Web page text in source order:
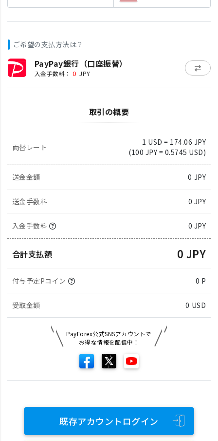
ご希望の支払方法は？
PayPay銀行（口座振替）
入金手数料： 0 JPY
取引の概要
両替レート
1 USD = 174.06 JPY
(100 JPY = 0.5745 USD)
送金金額 0 JPY
送金手数料 0 JPY
入金手数料 0 JPY
合計支払額 0 JPY
付与予定Pコイン 0 P
受取金額 0 USD
PayForex公式SNSアカウントで
お得な情報を配信中！
既存アカウントログイン